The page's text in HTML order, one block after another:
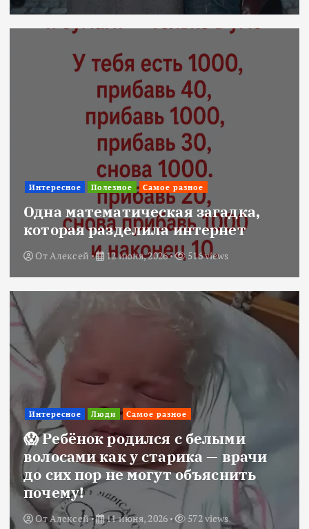
Интересное Полезное Самое разное
Одна математическая загадка,
которая разделила интернет
От Алексей 12 июня, 2026 516 views
Интересное Люди Самое разное
😱 Ребёнок родился с белыми
волосами как у старика — врачи
до сих пор не могут объяснить
почему!
От Алексей 11 июня, 2026 572 views